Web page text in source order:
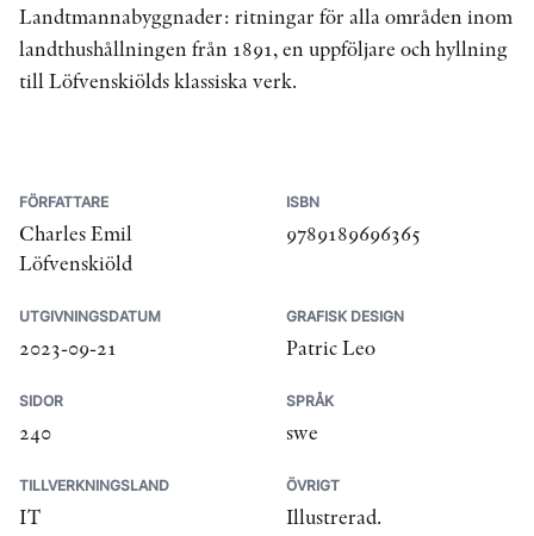
Landtmannabyggnader: ritningar för alla områden inom
landthushållningen från 1891, en uppföljare och hyllning
till Löfvenskiölds klassiska verk.
FÖRFATTARE
Charles Emil
Löfvenskiöld
ISBN
9789189696365
UTGIVNINGSDATUM
2023-09-21
GRAFISK DESIGN
Patric Leo
SIDOR
240
SPRÅK
swe
TILLVERKNINGSLAND
IT
ÖVRIGT
Illustrerad.